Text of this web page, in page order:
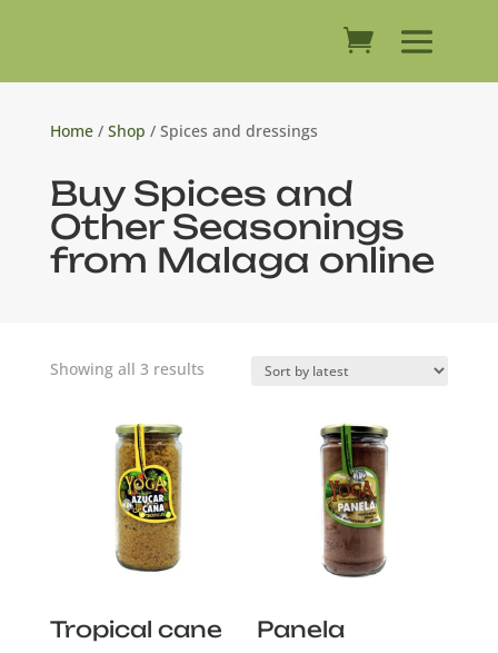
Home/ Shop / Spices and dressings
Buy Spices and
Other Seasonings
from Malaga online
Showing all 3 resultsSorted
Tropical cane
Panela